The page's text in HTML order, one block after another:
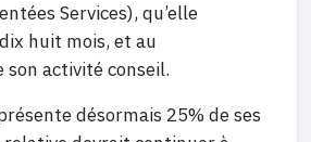
Services), qu’elle
huit mois, et au
activité conseil.
désormais 25% de ses